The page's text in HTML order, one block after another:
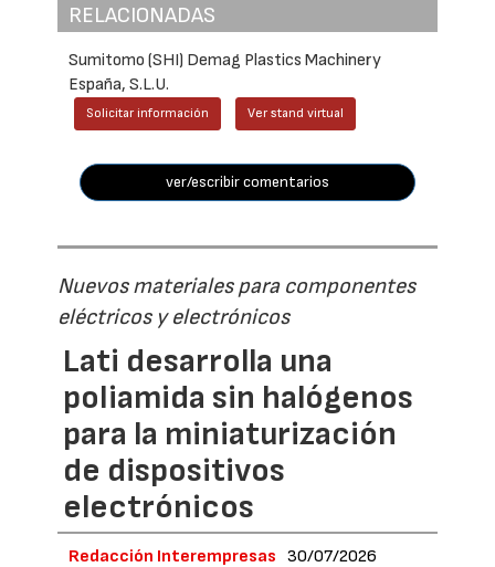
RELACIONADAS
Sumitomo (SHI) Demag Plastics Machinery
España, S.L.U.
Solicitar información Ver stand virtual
ver/escribir comentarios
Nuevos materiales para componentes
eléctricos y electrónicos
Lati desarrolla una
poliamida sin halógenos
para la miniaturización
de dispositivos
electrónicos
Redacción Interempresas 30/07/2026